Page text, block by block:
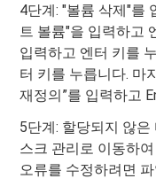
4단계: "볼륨 삭제"를
트 볼륨"을 입력하고
입력하고 엔터 키를
터 키를 누릅니다. 마
재정의”를 입력하고
5단계: 할당되지 않
스크 관리로 이동하
오류를 수정하려면